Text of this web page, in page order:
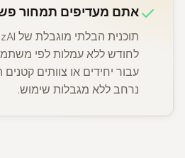
אתם מעדיפים תמחור
לחודש ללא עמלות לפי
עבור יחידים או צוותים
נרחב ללא מגבלות שימוש.